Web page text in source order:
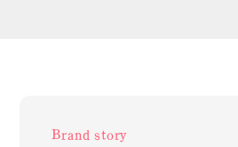
Brand story